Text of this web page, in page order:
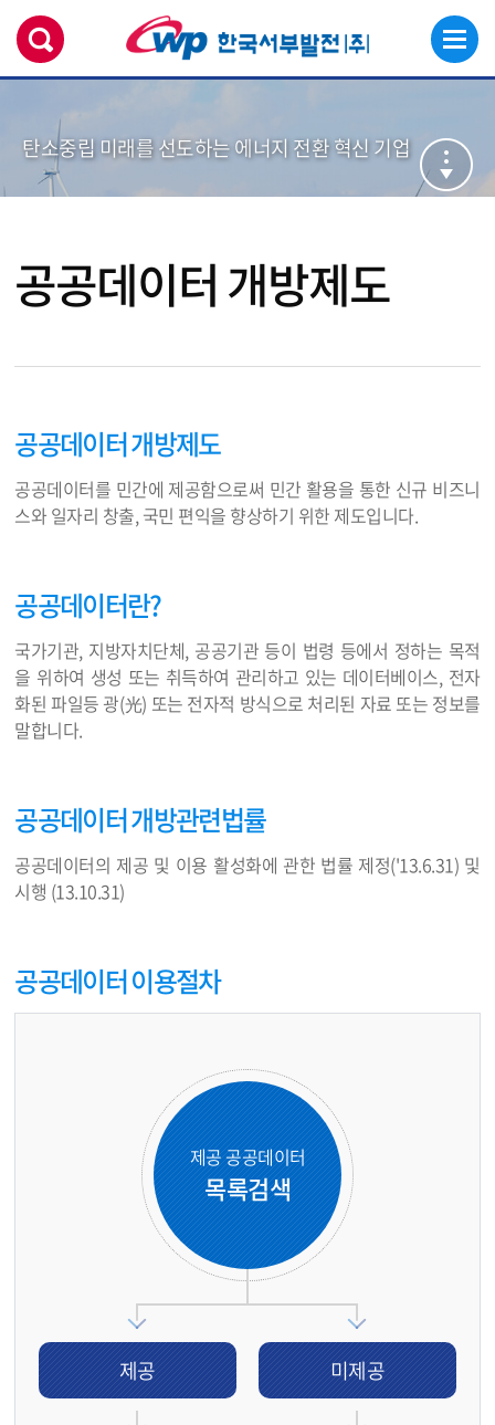
탄소중립 미래를 선도하는 에너지 전환 혁신 기업
공공데이터 개방제도
공공데이터 개방제도
공공데이터를 민간에 제공함으로써 민간 활용을 통한 신규 비즈니
스와 일자리 창출, 국민 편익을 향상하기 위한 제도입니다.
공공데이터란?
국가기관, 지방자치단체, 공공기관 등이 법령 등에서 정하는 목적
을 위하여 생성 또는 취득하여 관리하고 있는 데이터베이스, 전자
화된 파일등 광(光) 또는 전자적 방식으로 처리된 자료 또는 정보를
말합니다.
공공데이터 개방관련법률
공공데이터의 제공 및 이용 활성화에 관한 법률 제정('13.6.31) 및
시행 (13.10.31)
공공데이터 이용절차
제공 공공데이터
목록검색
제공 미제공